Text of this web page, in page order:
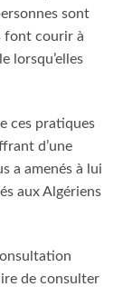
sont
font courir à
lorsqu’elles
ces pratiques
d’une
a amenés à lui
aux Algériens
de consulter